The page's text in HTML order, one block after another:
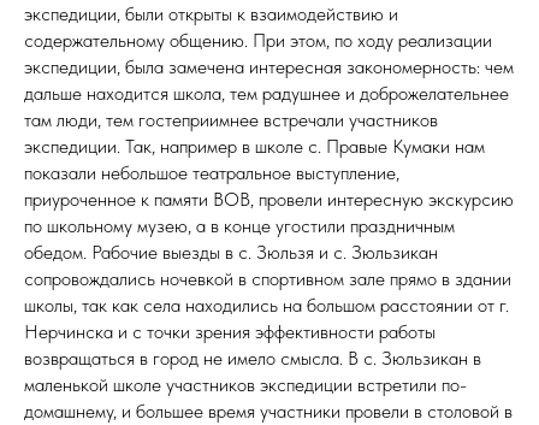
экспедиции, были открыты к взаимодействию и
содержательному общению. При этом, по ходу реализации
экспедиции, была замечена интересная закономерность: чем
дальше находится школа, тем радушнее и доброжелательнее
там люди, тем гостеприимнее встречали участников
экспедиции. Так, например в школе с. Правые Кумаки нам
показали небольшое театральное выступление,
приуроченное к памяти ВОВ, провели интересную экскурсию
по школьному музею, а в конце угостили праздничным
обедом. Рабочие выезды в с. Зюльзя и с. Зюльзикан
сопровождались ночевкой в спортивном зале прямо в здании
школы, так как села находились на большом расстоянии от г.
Нерчинска и с точки зрения эффективности работы
возвращаться в город не имело смысла. В с. Зюльзикан в
маленькой школе участников экспедиции встретили по-
домашнему, и большее время участники провели в столовой в